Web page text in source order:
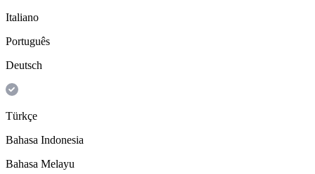
Italiano
Português
Deutsch
Türkçe
Bahasa Indonesia
Bahasa Melayu